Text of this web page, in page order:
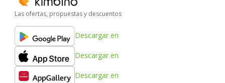
Las ofertas, propuestas y descuentos
Descargar en
Descargar en
Descargar en